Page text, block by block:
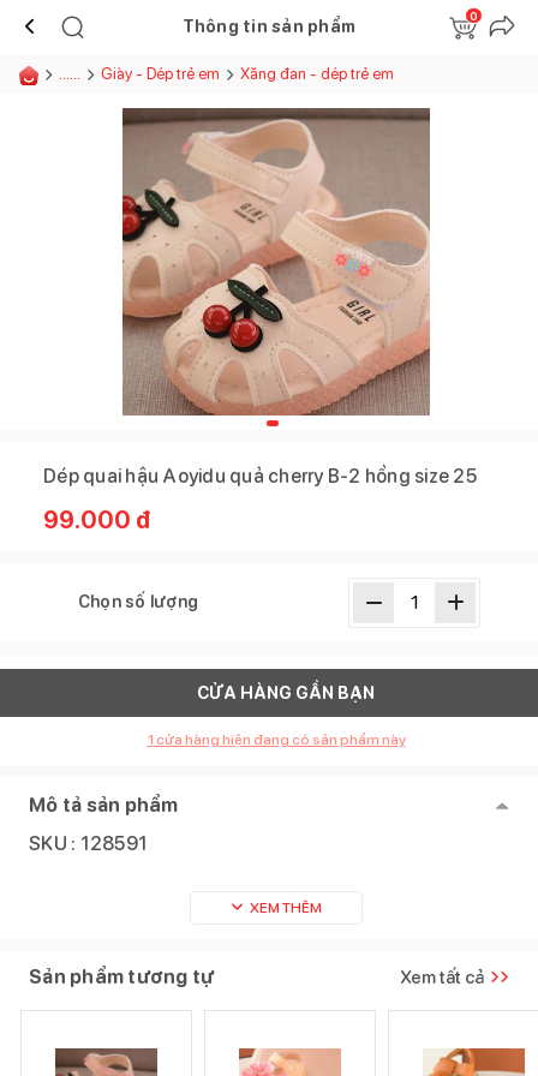
Thông tin sản phẩm
0
...... Giày - Dép trẻ em Xăng đan - dép trẻ em
Dép quai hậu Aoyidu quả cherry B-2 hồng size 25
99.000 đ
Chọn số lượng
CỬA HÀNG GẦN BẠN
1 cửa hàng hiện đang có sản phẩm này
Mô tả sản phẩm
SKU : 128591
XEM THÊM
Sản phẩm tương tự Xem tất cả